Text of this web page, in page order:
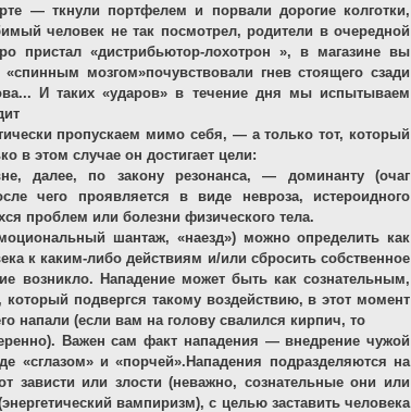
— ткнули портфелем и порвали дорогие колготки,
человек не так посмотрел, родители в очередной
пристал «дистрибьютор-лохотрон », в магазине вы
мозгом»почувствовали гнев стоящего сзади
И таких «ударов» в течение дня мы испытываем
пропускаем мимо себя, — а только тот, который
в этом случае он достигает цели:
далее, по закону резонанса, — доминанту (очаг
чего проявляется в виде невроза, истероидного
проблем или болезни физического тела.
шантаж, «наезд») можно определить как
к каким-либо действиям и/или сбросить собственное
возникло. Нападение может быть как сознательным,
подвергся такому воздействию, в этот момент
напали (если вам на голову свалился кирпич, то
Важен сам факт нападения — внедрение чужой
«сглазом» и «порчей».Нападения подразделяются на
или злости (неважно, сознательные они или
вампиризм), с целью заставить человека